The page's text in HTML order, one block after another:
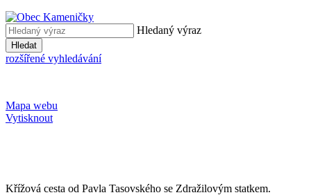
Hledaný výraz
Hledat
rozšířené vyhledávání
Mapa webu
Vytisknout
Křížová cesta od Pavla Tasovského se Zdražilovým statkem.